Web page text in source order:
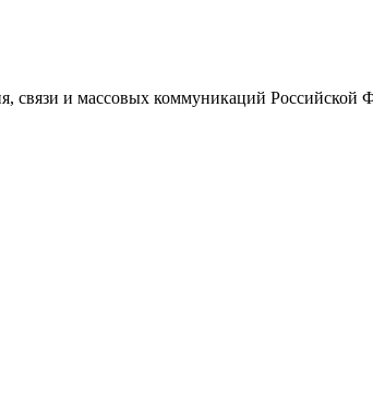
связи и массовых коммуникаций Российской